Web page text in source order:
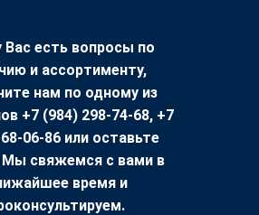
Вас есть вопросы по
и ассортименту,
нам по одному из
+7 (984) 298-74-68, +7
06-86 или оставьте
Мы свяжемся с вами в
время и